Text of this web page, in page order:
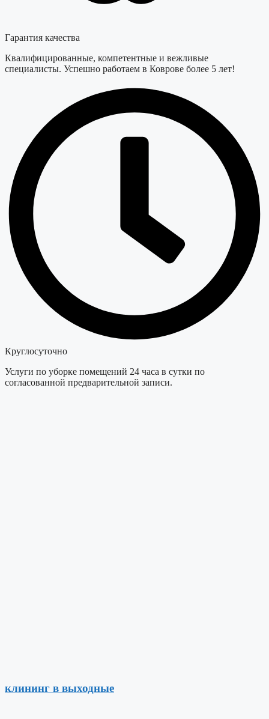
Гарантия качества
Квалифицированные, компетентные и вежливые
специалисты. Успешно работаем в Коврове более 5 лет!
Круглосуточно
Услуги по уборке помещений 24 часа в сутки по
согласованной предварительной записи.
клининг в выходные